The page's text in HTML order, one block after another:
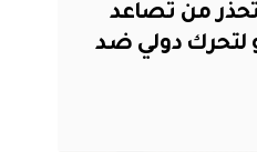
تحذر من تصاعد
لتحرك دولي ضد